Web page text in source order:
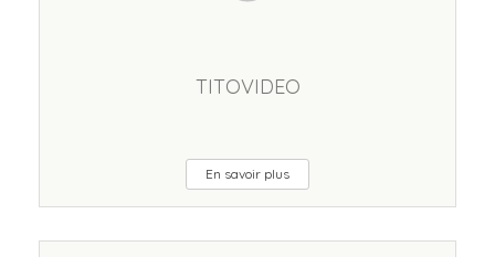
TITOVIDEO
En savoir plus